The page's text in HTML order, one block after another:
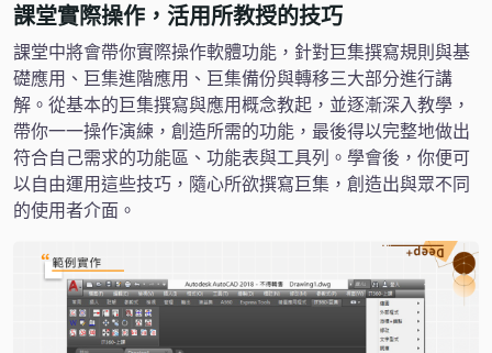
課堂實際操作，活用所教授的技巧
課堂中將會帶你實際操作軟體功能，針對巨集撰寫規則與基
礎應用、巨集進階應用、巨集備份與轉移三大部分進行講
解。從基本的巨集撰寫與應用概念教起，並逐漸深入教學，
帶你一一操作演練，創造所需的功能，最後得以完整地做出
符合自己需求的功能區、功能表與工具列。學會後，你便可
以自由運用這些技巧，隨心所欲撰寫巨集，創造出與眾不同
的使用者介面。